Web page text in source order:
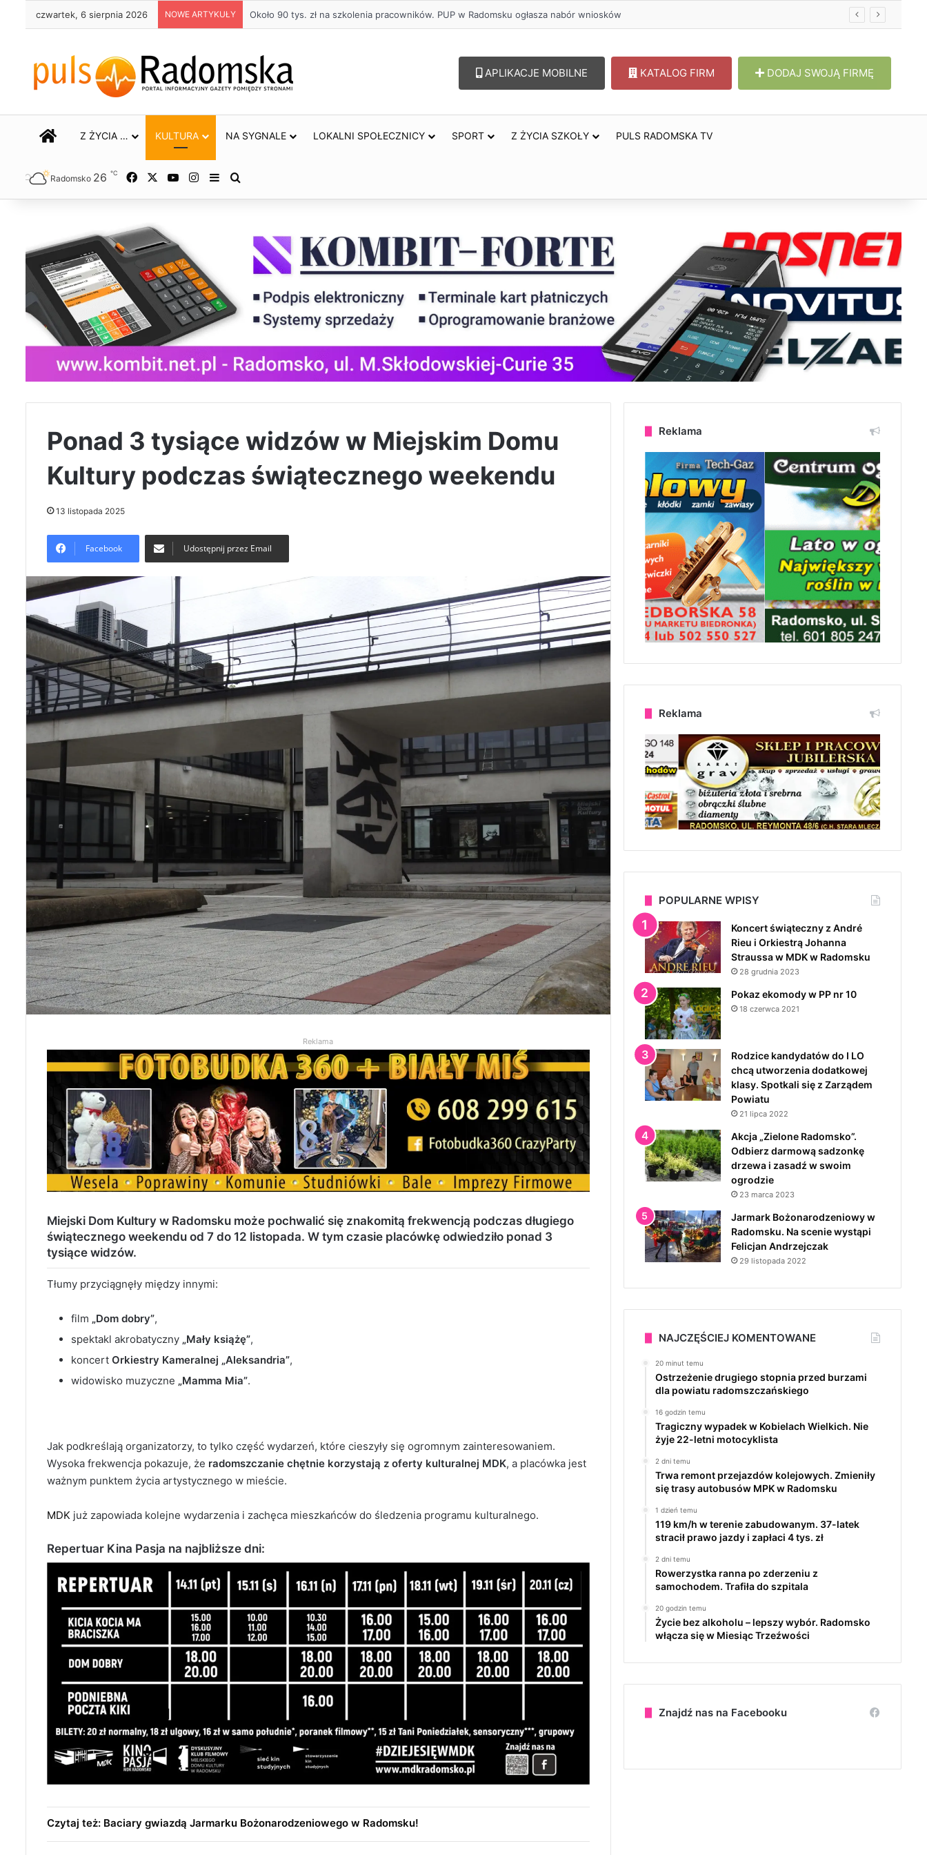
czwartek, 6 sierpnia 2026 NOWE ARTYKUŁY Życie bez alkoholu – lepszy wybór. Radomsko włącza się w Miesiąc Trzeźwości
APLIKACJE MOBILNE KATALOG FIRM DODAJ SWOJĄ FIRMĘ
STRONA GŁÓWNA
Z ŻYCIA … KULTURA NA SYGNALE LOKALNI SPOŁECZNICY SPORT Z ŻYCIA SZKOŁY PULS RADOMSKA TV
Radomsko 26 ℃ Facebook YouTubeInstagram
Sidebar
Ponad 3 tysiące widzów w Miejskim Domu
Kultury podczas świątecznego weekendu
13 listopada 2025
Facebook Udostępnij przez Email
Reklama
Miejski Dom Kultury w Radomsku może pochwalić się znakomitą frekwencją podczas długiego
świątecznego weekendu od 7 do 12 listopada. W tym czasie placówkę odwiedziło ponad 3
tysiące widzów.
Tłumy przyciągnęły między innymi:
film „Dom dobry”,
spektakl akrobatyczny „Mały książę”,
koncert Orkiestry Kameralnej „Aleksandria”,
widowisko muzyczne „Mamma Mia”.
Jak podkreślają organizatorzy, to tylko część wydarzeń, które cieszyły się ogromnym zainteresowaniem.
Wysoka frekwencja pokazuje, że radomszczanie chętnie korzystają z oferty kulturalnej MDK, a placówka jest
ważnym punktem życia artystycznego w mieście.
MDK już zapowiada kolejne wydarzenia i zachęca mieszkańców do śledzenia programu kulturalnego.
Repertuar Kina Pasja na najbliższe dni:
Czytaj też: Baciary gwiazdą Jarmarku Bożonarodzeniowego w Radomsku!Radomsku
Reklama
Reklama
POPULARNE WPISY
Koncert świąteczny z André
Rieu i Orkiestrą Johanna
Straussa w MDK w Radomsku
28 grudnia 2023
Pokaz ekomody w PP nr 10
18 czerwca 2021
Rodzice kandydatów do I LO
chcą utworzenia dodatkowej
klasy. Spotkali się z Zarządem
Powiatu
21 lipca 2022
Akcja „Zielone Radomsko”.
Odbierz darmową sadzonkę
drzewa i zasadź w swoim
ogrodzie
23 marca 2023
Jarmark Bożonarodzeniowy w
Radomsku. Na scenie wystąpi
Felicjan Andrzejczak
29 listopada 2022
NAJCZĘŚCIEJ KOMENTOWANE
20 minut temu
Ostrzeżenie drugiego stopnia przed burzami
dla powiatu radomszczańskiego
16 godzin temu
Tragiczny wypadek w Kobielach Wielkich. Nie
żyje 22-letni motocyklista
2 dni temu
Trwa remont przejazdów kolejowych. Zmieniły
się trasy autobusów MPK w Radomsku
1 dzień temu
119 km/h w terenie zabudowanym. 37-latek
stracił prawo jazdy i zapłaci 4 tys. zł
2 dni temu
Rowerzystka ranna po zderzeniu z
samochodem. Trafiła do szpitala
20 godzin temu
Życie bez alkoholu – lepszy wybór. Radomsko
włącza się w Miesiąc Trzeźwości
Znajdź nas na Facebooku